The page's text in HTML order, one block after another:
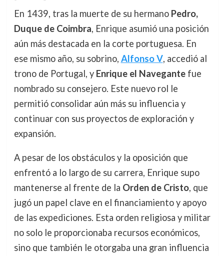
En 1439, tras la muerte de su hermano Pedro,
Duque de Coimbra, Enrique asumió una posición
aún más destacada en la corte portuguesa. En
ese mismo año, su sobrino, Alfonso V, accedió al
trono de Portugal, y Enrique el Navegantefue
nombrado su consejero. Este nuevo rol le
permitió consolidar aún más su influencia y
continuar con sus proyectos de exploración y
expansión.
A pesar de los obstáculos y la oposición que
enfrentó a lo largo de su carrera, Enrique supo
mantenerse al frente de la Orden de Cristo, que
jugó un papel clave en el financiamiento y apoyo
de las expediciones. Esta orden religiosa y militar
no solo le proporcionaba recursos económicos,
sino que también le otorgaba una gran influencia